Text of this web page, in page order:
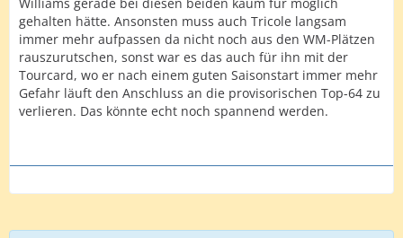
gehalten hätte. Ansonsten muss auch Tricole langsam
immer mehr aufpassen da nicht noch aus den WM-Plätzen
rauszurutschen, sonst war es das auch für ihn mit der
Tourcard, wo er nach einem guten Saisonstart immer mehr
Gefahr läuft den Anschluss an die provisorischen Top-64 zu
verlieren. Das könnte echt noch spannend werden.